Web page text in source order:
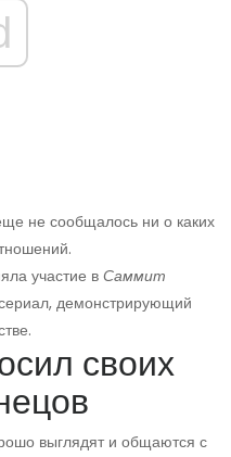
не сообщалось ни о каких
участие в Саммит
демонстрирующий
своих
выглядят и общаются с